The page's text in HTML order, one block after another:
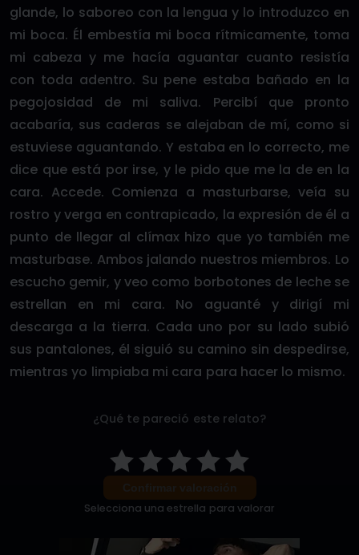
glande, lo saboreo con la lengua y lo introduzco en
mi boca. Él embestía mi boca rítmicamente, toma
mi cabeza y me hacía aguantar cuanto resistía
con toda adentro. Su pene estaba bañado en la
pegojosidad de mi saliva. Percibí que pronto
acabaría, sus caderas se alejaban de mí, como si
estuviese aguantando. Y estaba en lo correcto, me
dice que está por irse, y le pido que me la de en la
cara. Accede. Comienza a masturbarse, veía su
rostro y verga en contrapicado, la expresión de él a
punto de llegar al clímax hizo que yo también me
masturbase. Ambos jalando nuestros miembros. Lo
escucho gemir, y veo como borbotones de leche se
estrellan en mi cara. No aguanté y dirigí mi
descarga a la tierra. Cada uno por su lado subió
sus pantalones, él siguió su camino sin despedirse,
mientras yo limpiaba mi cara para hacer lo mismo.
¿Qué te pareció este relato?
Selecciona una estrella para valorar